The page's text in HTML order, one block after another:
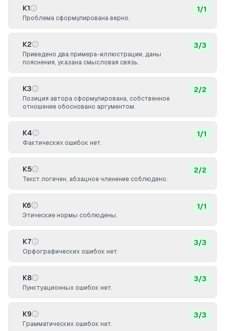
К1
Проблема сформулирована верно.
1/1
К2
Приведено два примера-иллюстрации, даны
пояснения, указана смысловая связь.
3/3
К3
Позиция автора сформулирована, собственное
отношение обосновано аргументом.
2/2
К4
Фактических ошибок нет.
1/1
К5
Текст логичен, абзацное членение соблюдено.
2/2
К6
Этические нормы соблюдены.
1/1
К7
Орфографических ошибок нет.
3/3
К8
Пунктуационных ошибок нет.
3/3
К9
Грамматических ошибок нет.
3/3